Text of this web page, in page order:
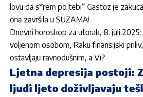
lovu da s*rem po tebi“ Gastoz je
ona završila u SUZAMA!
Dnevni horoskop za utorak, 8. juli
voljenom osobom, Raku finansijski
ostavljaju ravnodušnim, a Vi?
Ljetna depresija postoji:
ljudi ljeto doživljavaju